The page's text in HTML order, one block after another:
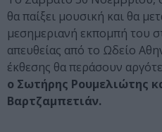
θα παίξει μουσική και θα
μεσημεριανή εκπομπή του
απευθείας από το Ωδείο
έκθεσης θα περάσουν
ο Σωτήρης Ρουμελιώτης
Βαρτζαμπετιάν.